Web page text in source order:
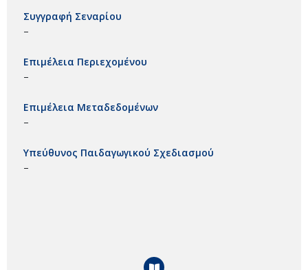
Συγγραφή Σεναρίου
–
Επιμέλεια Περιεχομένου
–
Επιμέλεια Μεταδεδομένων
–
Υπεύθυνος Παιδαγωγικού Σχεδιασμού
–